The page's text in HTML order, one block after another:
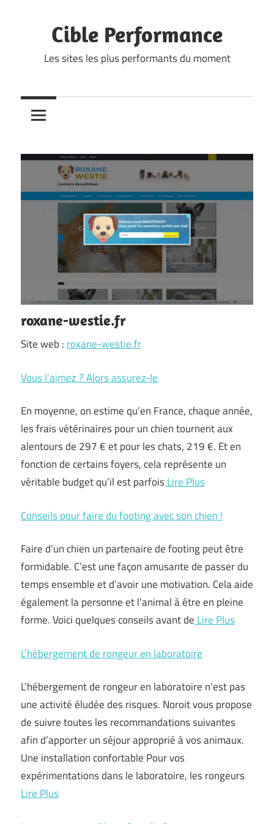
contentCible Performance
Les sites les plus performants du moment
roxane-westie.fr
Site web : roxane-westie.fr
Vous l’aimez ? Alors assurez-le
En moyenne, on estime qu’en France, chaque année,
les frais vétérinaires pour un chien tournent aux
alentours de 297 € et pour les chats, 219 €. Et en
fonction de certains foyers, cela représente un
véritable budget qu’il est parfoisLire Plus
Conseils pour faire du footing avec son chien !
Faire d’un chien un partenaire de footing peut être
formidable. C’est une façon amusante de passer du
temps ensemble et d’avoir une motivation. Cela aide
également la personne et l’animal à être en pleine
forme. Voici quelques conseils avant de Lire Plus
L’hébergement de rongeur en laboratoire
L’hébergement de rongeur en laboratoire n’est pas
une activité éludée des risques. Noroit vous propose
de suivre toutes les recommandations suivantes
afin d’apporter un séjour approprié à vos animaux.
Une installation confortable Pour vos
expérimentations dans le laboratoire, les rongeurs
Lire Plus